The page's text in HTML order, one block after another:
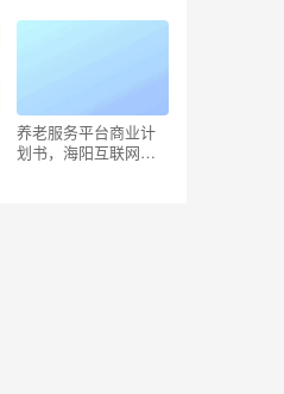
作方式？
养老服务平台商业计
划书，海阳互联网养